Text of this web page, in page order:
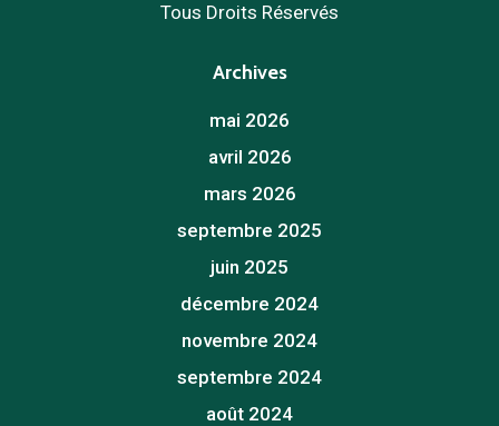
Tous Droits Réservés
Archives
mai 2026
avril 2026
mars 2026
septembre 2025
juin 2025
décembre 2024
novembre 2024
septembre 2024
août 2024